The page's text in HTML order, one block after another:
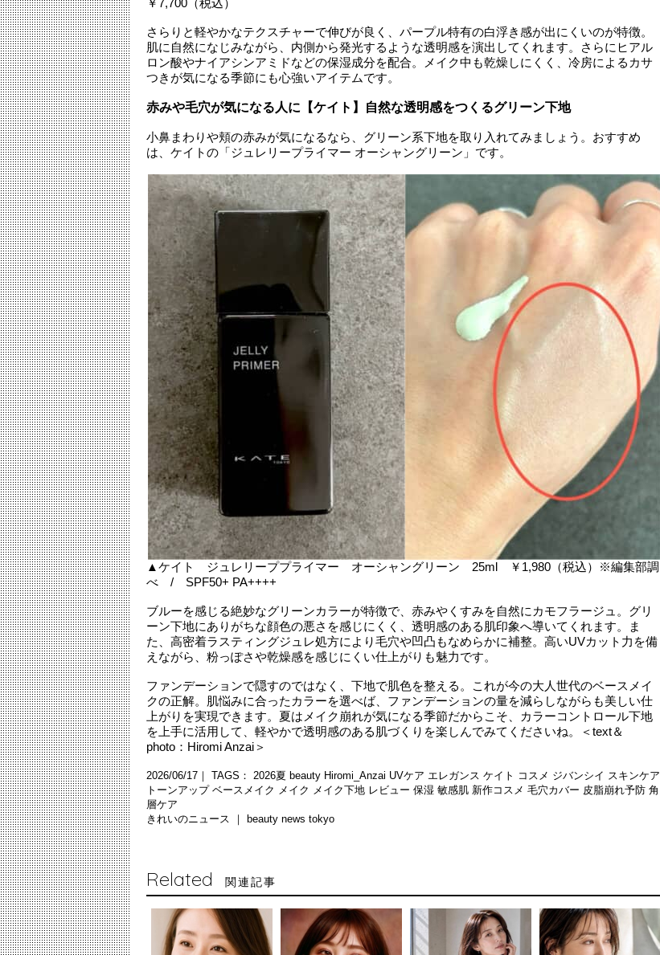
さらりと軽やかなテクスチャーで伸びが良く、パープル特有の白浮き感が出にくいのが特徴。
肌に自然になじみながら、内側から発光するような透明感を演出してくれます。さらにヒアル
ロン酸やナイアシンアミドなどの保湿成分を配合。メイク中も乾燥しにくく、冷房によるカサ
つきが気になる季節にも心強いアイテムです。
赤みや毛穴が気になる人に【ケイト】自然な透明感をつくるグリーン下地
小鼻まわりや頬の赤みが気になるなら、グリーン系下地を取り入れてみましょう。おすすめ
は、ケイトの「ジュレリープライマー オーシャングリーン」です。
▲ケイト ジュレリーププライマー オーシャングリーン 25ml ￥1,980（税込）※編集部調
べ / SPF50+ PA++++
ブルーを感じる絶妙なグリーンカラーが特徴で、赤みやくすみを自然にカモフラージュ。グリ
ーン下地にありがちな顔色の悪さを感じにくく、透明感のある肌印象へ導いてくれます。ま
た、高密着ラスティングジュレ処方により毛穴や凹凸もなめらかに補整。高いUVカット力を備
えながら、粉っぽさや乾燥感を感じにくい仕上がりも魅力です。
ファンデーションで隠すのではなく、下地で肌色を整える。これが今の大人世代のベースメイ
クの正解。肌悩みに合ったカラーを選べば、ファンデーションの量を減らしながらも美しい仕
上がりを実現できます。夏はメイク崩れが気になる季節だからこそ、カラーコントロール下地
を上手に活用して、軽やかで透明感のある肌づくりを楽しんでみてくださいね。＜text＆
photo：Hiromi Anzai＞
2026/06/17｜ TAGS： 2026夏 beauty Hiromi_Anzai UVケア エレガンス ケイト コスメ ジバンシイ スキンケア
トーンアップ ベースメイク メイク メイク下地 レビュー 保湿 敏感肌 新作コスメ 毛穴カバー 皮脂崩れ予防 角
層ケア
きれいのニュース ｜ beauty news tokyo
Related 関連記事